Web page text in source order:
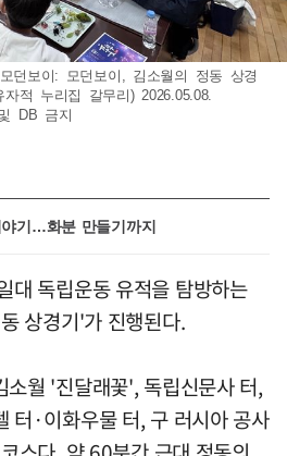
던보이: 모던보이, 김소월의 정동 상경
적 누리집 갈무리) 2026.05.08.
DB 금지
기…화분 만들기까지
대 독립운동 유적을 탐방하는
상경기'가 진행된다.
소월 '진달래꽃', 독립신문사 터,
터·이화우물 터, 구 러시아 공사